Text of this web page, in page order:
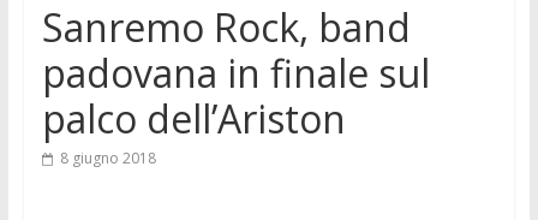
Sanremo Rock, band
padovana in finale sul
palco dell’Ariston
8 giugno 2018